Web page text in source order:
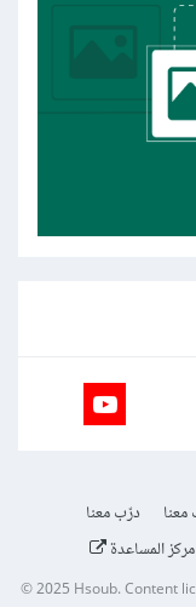
درّب معنا
مركز المساعدة
© 2025Hsoub.Content